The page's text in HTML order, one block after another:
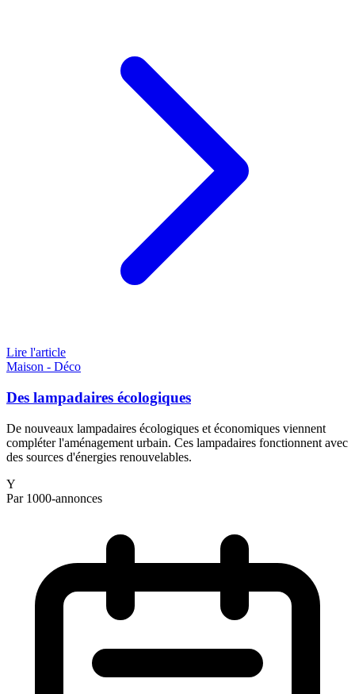
Lire l'article
Maison - Déco
Des lampadaires écologiques
De nouveaux lampadaires écologiques et économiques viennent
compléter l'aménagement urbain. Ces lampadaires fonctionnent avec
des sources d'énergies renouvelables.
Y
Par 1000-annonces